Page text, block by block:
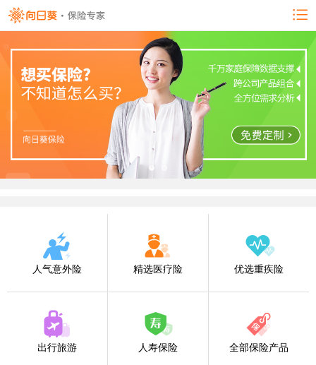
人气意外险 精选医疗险 优选重疾险
出行旅游 人寿保险 全部保险产品